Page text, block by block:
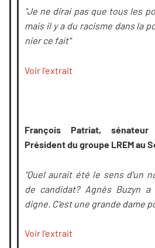
"Je ne dirai pas que tous les
mais il y a du racisme dans la
nier ce fait"
Voir l'extrait
François Patriat,
Président du groupe LREM au
"Quel aurait été le sens d'un
de candidat? Agnès Buzyn
digne. C'est une grande dame
Voir l'extrait